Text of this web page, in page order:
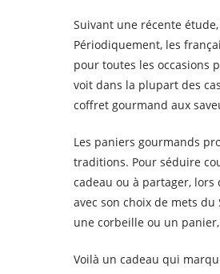
Suivant une récente
Périodiquement, les
pour toutes les occasions
voit dans la plupart des
coffret gourmand aux
Les paniers gourmands
traditions. Pour séduire
cadeau ou à partager,
avec son choix de mets
une corbeille ou un
Voilà un cadeau qui